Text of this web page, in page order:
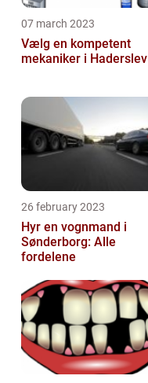
07 march 2023
Vælg en kompetent
mekaniker i Haderslev
26 february 2023
Hyr en vognmand i
Sønderborg: Alle
fordelene